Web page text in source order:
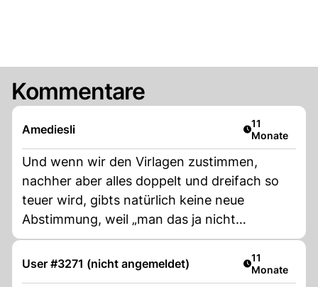
Kommentare
Amediesli Artikel
11
Monate
Und wenn wir den Virlagen zustimmen,
nachher aber alles doppelt und dreifach so
teuer wird, gibts natürlich keine neue
Abstimmung, weil „man das ja nicht
voraussehen konnte“. Nein danke!
User #3271 (nicht angemeldet) Artikel
11
Monate